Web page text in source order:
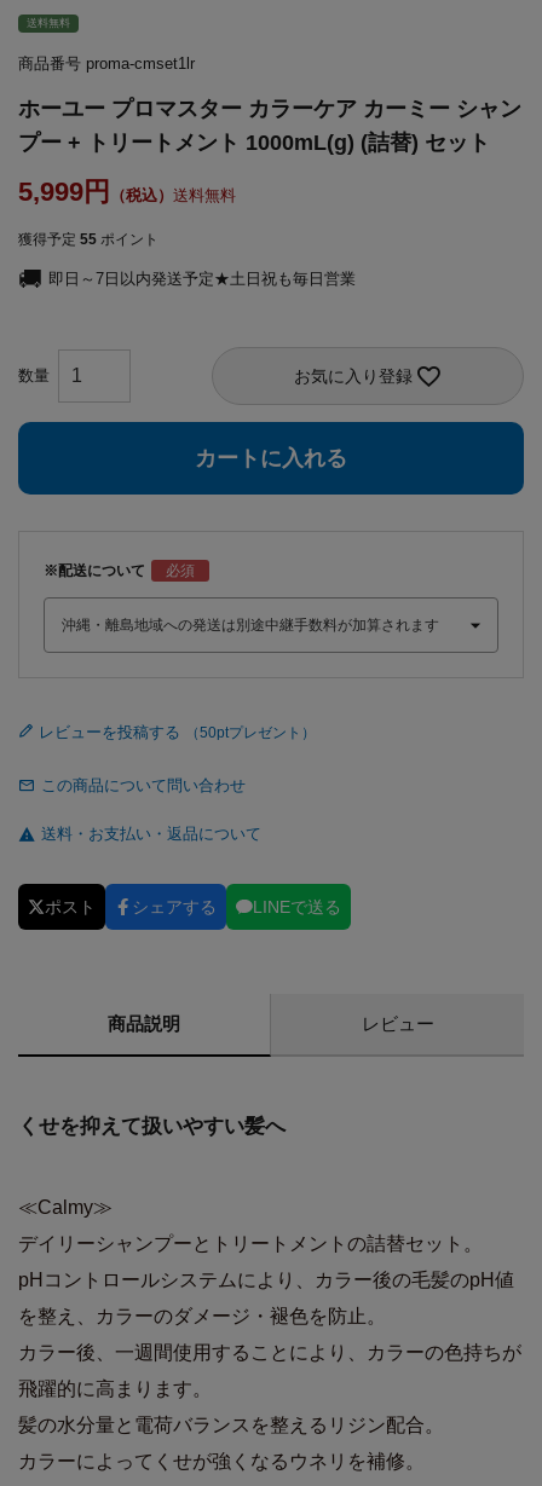
送料無料
商品番号 proma-cmset1lr
ホーユー プロマスター カラーケア カーミー シャン
プー + トリートメント 1000mL(g) (詰替) セット
5,999 送料無料
獲得予定 55 ポイント
即日～7日以内発送予定★土日祝も毎日営業
お気に入り登録
カートに入れる
※配送について
レビューを投稿する
この商品について問い合わせ
送料・お支払い・返品について
ポスト シェアする LINEで送る
商品説明 レビュー
くせを抑えて扱いやすい髪へ
≪Calmy≫
デイリーシャンプーとトリートメントの詰替セット。
pHコントロールシステムにより、カラー後の毛髪のpH値
を整え、カラーのダメージ・褪色を防止。
カラー後、一週間使用することにより、カラーの色持ちが
飛躍的に高まります。
髪の水分量と電荷バランスを整えるリジン配合。
カラーによってくせが強くなるウネリを補修。